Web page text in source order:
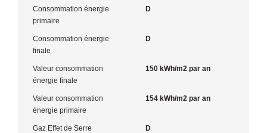
Consommation énergie
primaire
D
Consommation énergie
finale
D
Valeur consommation
énergie finale
150 kWh/m2 par an
Valeur consommation
énergie primaire
154 kWh/m2 par an
Gaz Effet de Serre D